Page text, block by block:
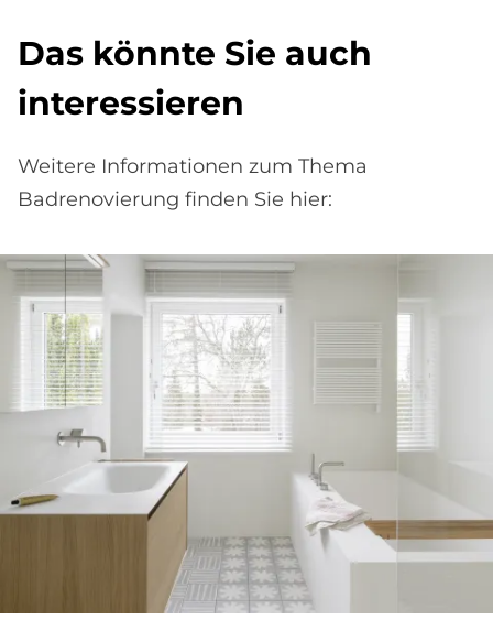
Das könnte Sie auch
interessieren
Weitere Informationen zum Thema
Badrenovierung finden Sie hier: